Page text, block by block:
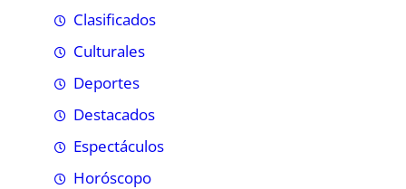
Clasificados
Culturales
Deportes
Destacados
Espectáculos
Horóscopo